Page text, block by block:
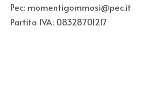
Pec: momentigommosi@pec.it
Partita IVA: 08328701217